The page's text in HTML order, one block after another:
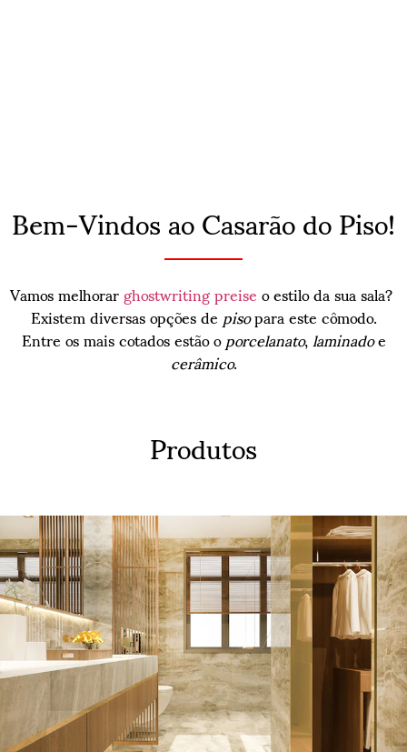
Bem-Vindos ao Casarão do Piso!
Vamos melhorarghostwriting preiseo estilo da sua sala?
Existem diversas opções depisopara este cômodo.
Entre os mais cotados estão oporcelanato,laminadoe
cerâmico.
Produtos